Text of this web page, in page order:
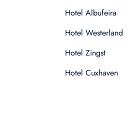
Hotel Albufeira
Hotel Westerland
Hotel Zingst
Hotel Cuxhaven